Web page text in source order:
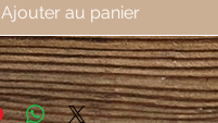
Ajouter au panier